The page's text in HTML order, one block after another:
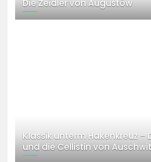
Die Zeidler von Augustów
Klassik unterm Hakenkreuz –
und die Cellistin von